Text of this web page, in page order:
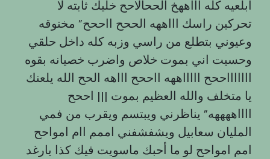
ابلعيه كله اااههخ الححالاحح خليك ثابته لا
تحركين راسك اااههه الححح ااححح” مخنوقه
وعيوني بتطلع من راسي وزبه كله داخل حلقي
وحسيت اني بموت خلاص واضرب خصيانه بقوه
اااااااححح اااااههه ااححح اااهه الحح الله يلعنك
يا متخلف والله العظيم بموت ||| اححح
ااااههههه” يناظرني ويبتسم ويقرب من فمي
المليان سعابيل ويشفشفني اممم اام امواحح
امم امواحح لو ما أحبك ماسويت فيك كذا يارغد